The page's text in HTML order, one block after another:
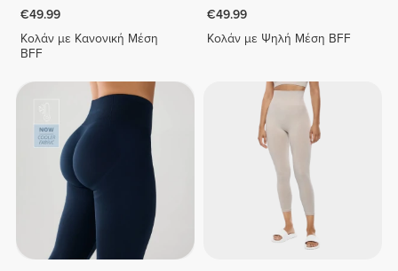
€49.99
Κολάν με Κανονική Μέση
BFF
€49.99
Κολάν με Ψηλή Μέση BFF